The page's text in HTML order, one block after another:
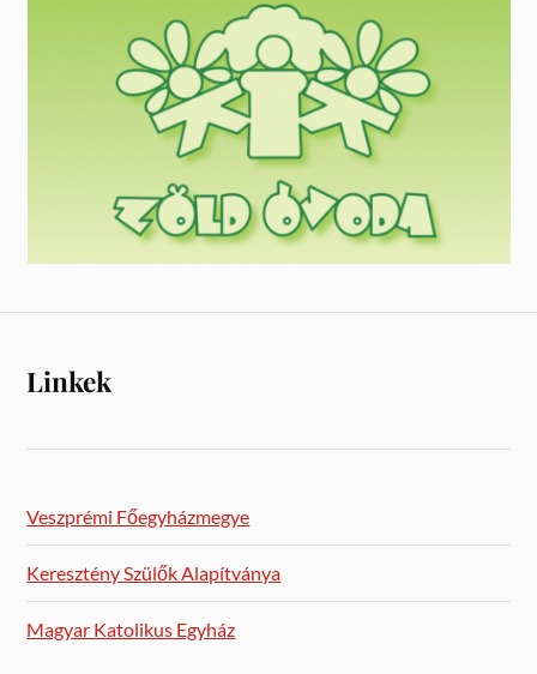
Linkek
Veszprémi Főegyházmegye
Keresztény Szülők Alapítványa
Magyar Katolikus Egyház